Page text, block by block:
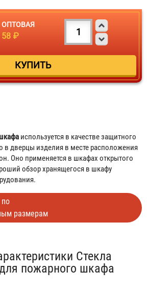
ОПТОВАЯ
58 ₽
используется в качестве защитного
в дверцы изделия в месте расположения
Оно применяется в шкафах открытого
обзор хранящегося в шкафу
по
размерам
Стекла
пожарного шкафа